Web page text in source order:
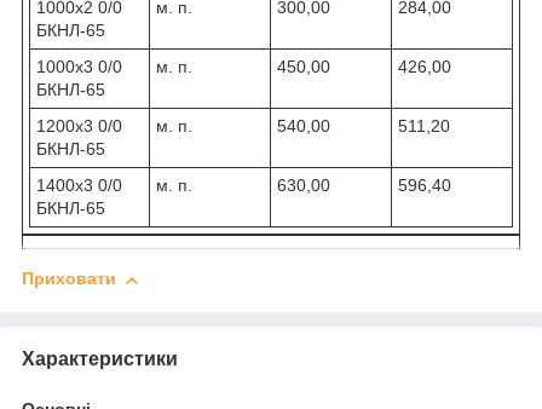
1000х2 0/0
БКНЛ-65
м. п. 300,00 284,00
1000х3 0/0
БКНЛ-65
м. п. 450,00 426,00
1200х3 0/0
БКНЛ-65
м. п. 540,00 511,20
1400х3 0/0
БКНЛ-65
м. п. 630,00 596,40
Приховати
Характеристики